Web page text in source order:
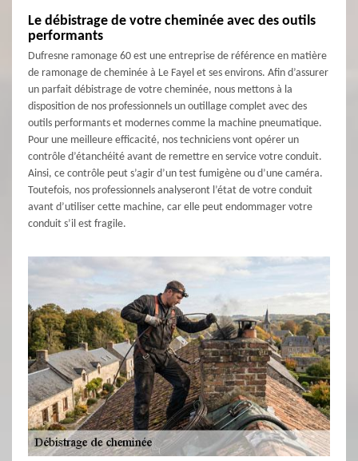
Le débistrage de votre cheminée avec des outils
performants
Dufresne ramonage 60 est une entreprise de référence en matière
de ramonage de cheminée à Le Fayel et ses environs. Afin d’assurer
un parfait débistrage de votre cheminée, nous mettons à la
disposition de nos professionnels un outillage complet avec des
outils performants et modernes comme la machine pneumatique.
Pour une meilleure efficacité, nos techniciens vont opérer un
contrôle d’étanchéité avant de remettre en service votre conduit.
Ainsi, ce contrôle peut s’agir d’un test fumigène ou d’une caméra.
Toutefois, nos professionnels analyseront l’état de votre conduit
avant d’utiliser cette machine, car elle peut endommager votre
conduit s’il est fragile.